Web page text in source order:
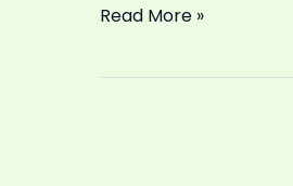
Tes
Read More »